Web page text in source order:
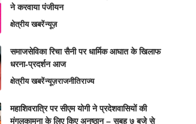
ने करवाया पंजीयन
क्षेत्रीय खबरेंन्यूज़
समाजसेविका रिचा सैनी पर धार्मिक आघात के खिलाफ
धरना-प्रदर्शन आज
क्षेत्रीय खबरेंन्यूज़राजनीतिराज्य
महाशिवरात्रि पर सीएम योगी ने प्रदेशवासियों की
मंगलकामना के लिए किए अनुष्ठान – सुबह ७ बजे से